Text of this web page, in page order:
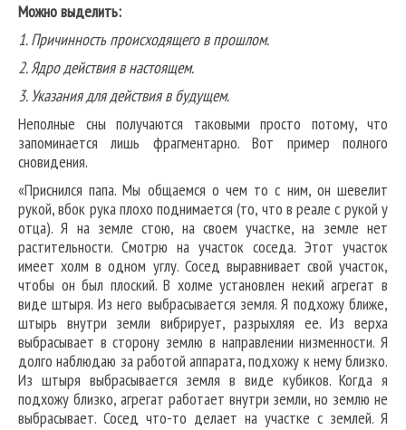
Можно выделить:
1. Причинность происходящего в прошлом.
2. Ядро действия в настоящем.
3. Указания для действия в будущем.
Неполные сны получаются таковыми просто потому, что
запоминается лишь фрагментарно. Вот пример полного
сновидения.
«Приснился папа. Мы общаемся о чем то с ним, он шевелит
рукой, вбок рука плохо поднимается (то, что в реале с рукой у
отца). Я на земле стою, на своем участке, на земле нет
растительности. Смотрю на участок соседа. Этот участок
имеет холм в одном углу. Сосед выравнивает свой участок,
чтобы он был плоский. В холме установлен некий агрегат в
виде штыря. Из него выбрасывается земля. Я подхожу ближе,
штырь внутри земли вибрирует, разрыхляя ее. Из верха
выбрасывает в сторону землю в направлении низменности. Я
долго наблюдаю за работой аппарата, подхожу к нему близко.
Из штыря выбрасывается земля в виде кубиков. Когда я
подхожу близко, агрегат работает внутри земли, но землю не
выбрасывает. Сосед что-то делает на участке с землей. Я